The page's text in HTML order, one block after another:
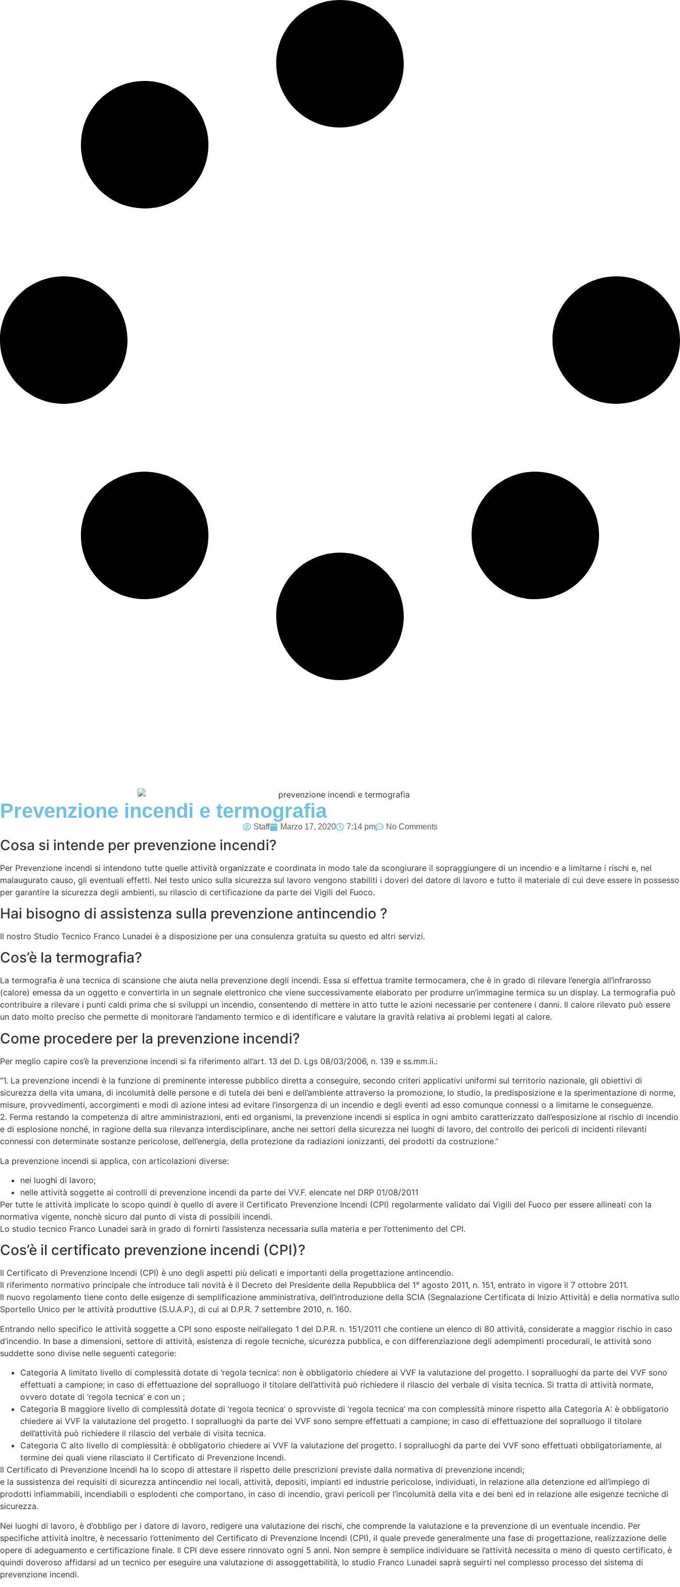
Prevenzione incendi e termografia
Staff Marzo 17, 2020 7:14 pm No Comments
Cosa si intende per prevenzione incendi?
Per Prevenzione incendi si intendono tutte quelle attività organizzate e coordinata in modo tale da scongiurare il sopraggiungere di un incendio e a limitarne i rischi e, nel
malaugurato causo, gli eventuali effetti. Nel testo unico sulla sicurezza sul lavoro vengono stabiliti i doveri del datore di lavoro e tutto il materiale di cui deve essere in possesso
per garantire la sicurezza degli ambienti, su rilascio di certificazione da parte dei Vigili del Fuoco.
Hai bisogno di assistenza sulla prevenzione antincendio ?
Il nostro Studio Tecnico Franco Lunadei è a disposizione per una consulenza gratuita su questo ed altri servizi.
Cos’è la termografia?
La termografia è una tecnica di scansione che aiuta nella prevenzione degli incendi. Essa si effettua tramite termocamera, che è in grado di rilevare l’energia all’infrarosso
(calore) emessa da un oggetto e convertirla in un segnale elettronico che viene successivamente elaborato per produrre un’immagine termica su un display. La termografia può
contribuire a rilevare i punti caldi prima che si sviluppi un incendio, consentendo di mettere in atto tutte le azioni necessarie per contenere i danni. Il calore rilevato può essere
un dato molto preciso che permette di monitorare l’andamento termico e di identificare e valutare la gravità relativa ai problemi legati al calore.
Come procedere per la prevenzione incendi?
Per meglio capire cos’è la prevenzione incendi si fa riferimento all’art. 13 del D. Lgs 08/03/2006, n. 139 e ss.mm.ii.:
“1. La prevenzione incendi è la funzione di preminente interesse pubblico diretta a conseguire, secondo criteri applicativi uniformi sul territorio nazionale, gli obiettivi di
sicurezza della vita umana, di incolumità delle persone e di tutela dei beni e dell’ambiente attraverso la promozione, lo studio, la predisposizione e la sperimentazione di norme,
misure, provvedimenti, accorgimenti e modi di azione intesi ad evitare l’insorgenza di un incendio e degli eventi ad esso comunque connessi o a limitarne le conseguenze.
2. Ferma restando la competenza di altre amministrazioni, enti ed organismi, la prevenzione incendi si esplica in ogni ambito caratterizzato dall’esposizione al rischio di incendio
e di esplosione nonché, in ragione della sua rilevanza interdisciplinare, anche nei settori della sicurezza nei luoghi di lavoro, del controllo dei pericoli di incidenti rilevanti
connessi con determinate sostanze pericolose, dell’energia, della protezione da radiazioni ionizzanti, dei prodotti da costruzione.”
La prevenzione incendi si applica, con articolazioni diverse:
nei luoghi di lavoro;
nelle attività soggette ai controlli di prevenzione incendi da parte dei VV.F. elencate nel DRP 01/08/2011
Per tutte le attività implicate lo scopo quindi è quello di avere il Certificato Prevenzione Incendi (CPI) regolarmente validato dai Vigili del Fuoco per essere allineati con la
normativa vigente, nonchè sicuro dal punto di vista di possibili incendi.
Lo studio tecnico Franco Lunadei sarà in grado di fornirti l’assistenza necessaria sulla materia e per l’ottenimento del CPI.
Cos’è il certificato prevenzione incendi (CPI)?
Il Certificato di Prevenzione Incendi (CPI) è uno degli aspetti più delicati e importanti della progettazione antincendio.
Il riferimento normativo principale che introduce tali novità è il Decreto del Presidente della Repubblica del 1° agosto 2011, n. 151, entrato in vigore il 7 ottobre 2011.
Il nuovo regolamento tiene conto delle esigenze di semplificazione amministrativa, dell’introduzione della SCIA (Segnalazione Certificata di Inizio Attività) e della normativa sullo
Sportello Unico per le attività produttive (S.U.A.P.), di cui al D.P.R. 7 settembre 2010, n. 160.
Entrando nello specifico le attività soggette a CPI sono esposte nell’allegato 1 del D.P.R. n. 151/2011 che contiene un elenco di 80 attività, considerate a maggior rischio in caso
d’incendio. In base a dimensioni, settore di attività, esistenza di regole tecniche, sicurezza pubblica, e con differenziazione degli adempimenti procedurali, le attività sono
suddette sono divise nelle seguenti categorie:
Categoria A limitato livello di complessità dotate di ‘regola tecnica’: non è obbligatorio chiedere ai VVF la valutazione del progetto. I sopralluoghi da parte dei VVF sono
effettuati a campione; in caso di effettuazione del sopralluogo il titolare dell’attività può richiedere il rilascio del verbale di visita tecnica. Si tratta di attività normate,
ovvero dotate di ‘regola tecnica’ e con un ;
Categoria B maggiore livello di complessità dotate di ‘regola tecnica’ o sprovviste di ‘regola tecnica’ ma con complessità minore rispetto alla Categoria A: è obbligatorio
chiedere ai VVF la valutazione del progetto. I sopralluoghi da parte dei VVF sono sempre effettuati a campione; in caso di effettuazione del sopralluogo il titolare
dell’attività può richiedere il rilascio del verbale di visita tecnica.
Categoria C alto livello di complessità: è obbligatorio chiedere ai VVF la valutazione del progetto. I sopralluoghi da parte dei VVF sono effettuati obbligatoriamente, al
termine dei quali viene rilasciato il Certificato di Prevenzione Incendi.
Il Certificato di Prevenzione Incendi ha lo scopo di attestare il rispetto delle prescrizioni previste dalla normativa di prevenzione incendi;
e la sussistenza dei requisiti di sicurezza antincendio nei locali, attività, depositi, impianti ed industrie pericolose, individuati, in relazione alla detenzione ed all’impiego di
prodotti infiammabili, incendiabili o esplodenti che comportano, in caso di incendio, gravi pericoli per l’incolumità della vita e dei beni ed in relazione alle esigenze tecniche di
sicurezza.
Nei luoghi di lavoro, è d’obbligo per i datore di lavoro, redigere una valutazione dei rischi, che comprende la valutazione e la prevenzione di un eventuale incendio. Per
specifiche attività inoltre, è necessario l’ottenimento del Certificato di Prevenzione Incendi (CPI), il quale prevede generalmente una fase di progettazione, realizzazione delle
opere di adeguamento e certificazione finale. Il CPI deve essere rinnovato ogni 5 anni. Non sempre è semplice individuare se l’attività necessita o meno di questo certificato, è
quindi doveroso affidarsi ad un tecnico per eseguire una valutazione di assoggettabilità, lo studio Franco Lunadei saprà seguirti nel complesso processo del sistema di
prevenzione incendi.